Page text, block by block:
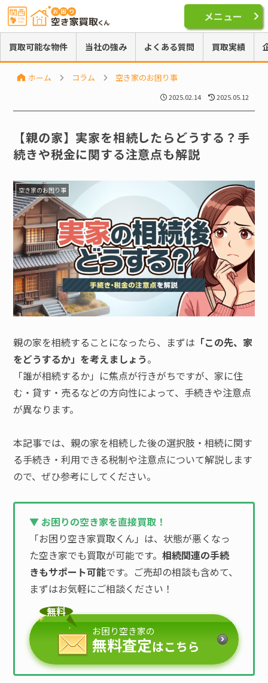
買取可能な物件 当社の強み よくある質問 買取実績
ホーム コラム 空き家のお困り事
2025.02.14 2025.05.12
【親の家】実家を相続したらどうする？手
続きや税金に関する注意点も解説
空き家のお困り事
親の家を相続することになったら、まずは 「この先、家
をどうするか」を考えましょう。
「誰が相続するか」に焦点が行きがちですが、家に住
む・貸す・売るなどの方向性によって、手続きや注意点
が異なります。
本記事では、親の家を相続した後の選択肢・相続に関す
る手続き・利用できる税制や注意点について解説します
ので、ぜひ参考にしてください。
▼ お困りの空き家を直接買取！
「お困り空き家買取くん」は、状態が悪くなっ
た空き家でも買取が可能です。相続関連の手続
きもサポート可能です。ご売却の相談も含めて、
まずはお気軽にご相談ください！
無料
お困り空き家の
無料査定はこちら
メニュー